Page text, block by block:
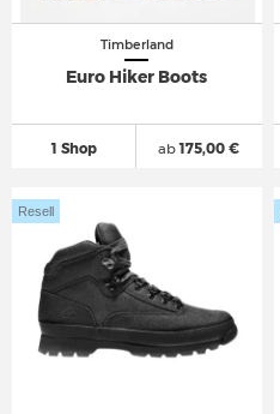
Timberland
Euro Hiker Boots
1 Shop ab175,00 €
Resell